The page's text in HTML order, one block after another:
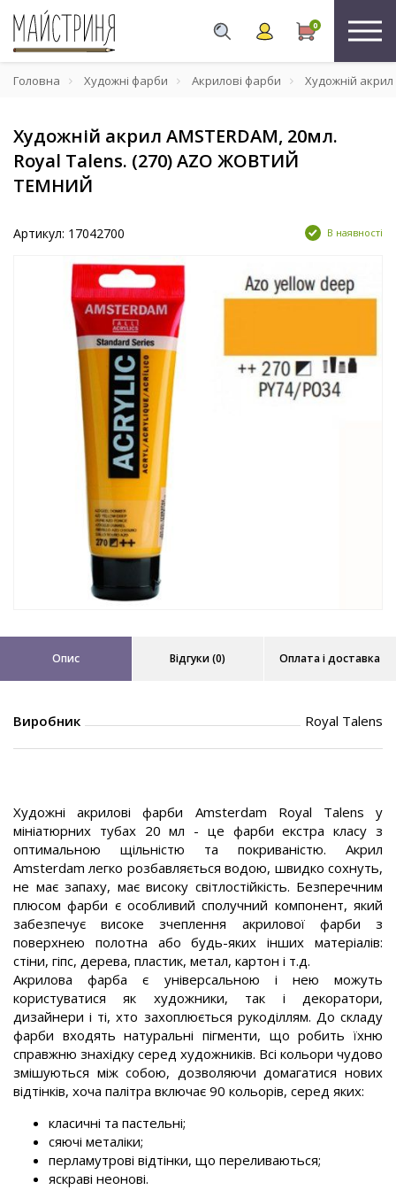
0
Головна Художні фарби Акрилові фарби Художній
Художній акрил AMSTERDAM, 20мл.
Royal Talens. (270) AZO ЖОВТИЙ
ТЕМНИЙ
Артикул: 17042700 В наявності
Опис Відгуки (0) Оплата і доставка
Виробник Royal Talens
Художні акрилові фарби Amsterdam Royal Talens у
мініатюрних тубах 20 мл - це фарби екстра класу з
оптимальною щільністю та покриваністю. Акрил
Amsterdam легко розбавляється водою, швидко сохнуть,
не має запаху, має високу світлостійкість. Безперечним
плюсом фарби є особливий сполучний компонент, який
забезпечує високе зчеплення акрилової фарби з
поверхнею полотна або будь-яких інших матеріалів:
стіни, гіпс, дерева, пластик, метал, картон і т.д.
Акрилова фарба є універсальною і нею можуть
користуватися як художники, так і декоратори,
дизайнери і ті, хто захоплюється рукоділлям. До складу
фарби входять натуральні пігменти, що робить їхню
справжню знахідку серед художників. Всі кольори чудово
змішуються між собою, дозволяючи домагатися нових
відтінків, хоча палітра включає 90 кольорів, серед яких:
класичні та пастельні;
сяючі металіки;
перламутрові відтінки, що переливаються;
яскраві неонові.